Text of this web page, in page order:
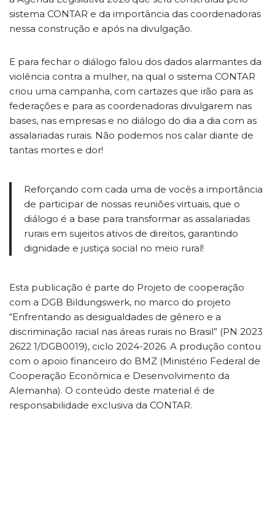
sistema CONTAR e da importância das coordenadoras
nessa construção e após na divulgação.
E para fechar o diálogo falou dos dados alarmantes da
violência contra a mulher, na qual o sistema CONTAR
criou uma campanha, com cartazes que irão para as
federações e para as coordenadoras divulgarem nas
bases, nas empresas e no diálogo do dia a dia com as
assalariadas rurais. Não podemos nos calar diante de
tantas mortes e dor!
Reforçando com cada uma de vocês a importância
de participar de nossas reuniões virtuais, que o
diálogo é a base para transformar as assalariadas
rurais em sujeitos ativos de direitos, garantindo
dignidade e justiça social no meio rural!
Esta publicação é parte do Projeto de cooperação
com a DGB Bildungswerk, no marco do projeto
“Enfrentando as desigualdades de gênero e a
discriminação racial nas áreas rurais no Brasil” (PN 2023
2622 1/DGB0019), ciclo 2024-2026. A produção contou
com o apoio financeiro do BMZ (Ministério Federal de
Cooperação Econômica e Desenvolvimento da
Alemanha). O conteúdo deste material é de
responsabilidade exclusiva da CONTAR.